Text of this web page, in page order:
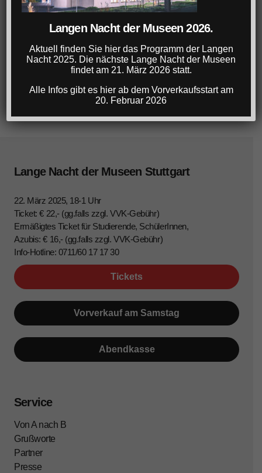
Lange Nacht der Museen Stuttgart
22. März 2025, 18-1 Uhr
Ticket: € 22,- (gg.falls zzgl. VVK-Gebühr)
Ermäßigtes Ticket für Studierende, SchülerInnen,
Azubis: € 16,- (gg.falls zzgl. VVK-Gebühr)
Info-Hotline: 0711/60 17 17 30
Tickets
Vorverkauf am Samstag
Abendkasse
Service
Von A nach B
Grußworte
Partner
Presse
Langen Nacht der Museen 2026.
Aktuell finden Sie hier das Programm der Langen
Nacht 2025. Die nächste Lange Nacht der Museen
findet am 21. März 2026 statt.
Alle Infos gibt es hier ab dem Vorverkaufsstart am
20. Februar 2026